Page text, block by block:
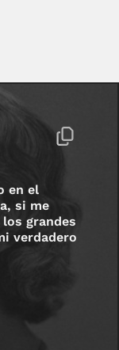
en el
si me
grandes
verdadero